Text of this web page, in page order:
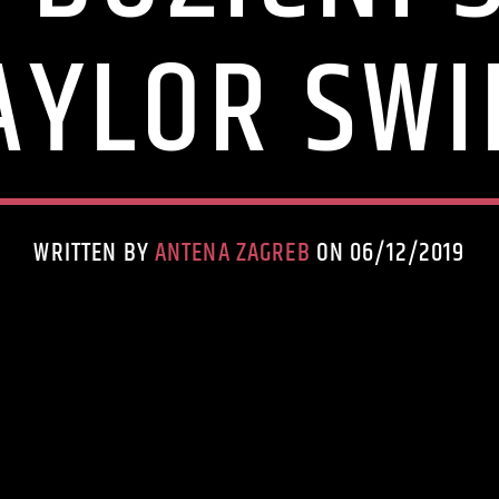
WRITTEN BYANTENA ZAGREB ON 06/12/2019